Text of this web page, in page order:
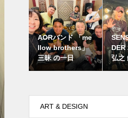
AORバンド 「me
llow brothers」
三昧 の一日
DER
弘之
ART & DESIGN